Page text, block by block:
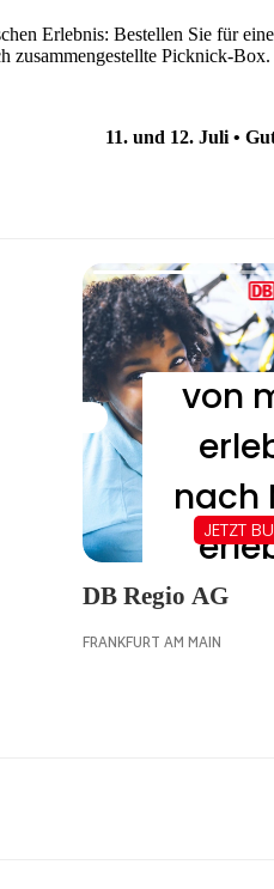
Erlebnis: Bestellen Sie für
zusammengestellte Picknick-Box.
11. und 12. Juli •